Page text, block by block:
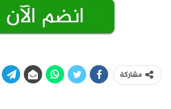
مشاركة